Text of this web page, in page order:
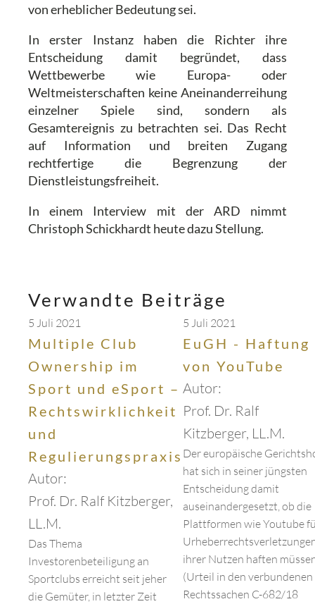
von erheblicher Bedeutung sei.
In erster Instanz haben die Richter ihre
Entscheidung damit begründet, dass
Wettbewerbe wie Europa- oder
Weltmeisterschaften keine Aneinanderreihung
einzelner Spiele sind, sondern als
Gesamtereignis zu betrachten sei. Das Recht
auf Information und breiten Zugang
rechtfertige die Begrenzung der
Dienstleistungsfreiheit.
In einem Interview mit der ARD nimmt
Christoph Schickhardt heute dazu Stellung.
Verwandte Beiträge
5 Juli 2021
Multiple Club
Ownership im
Sport und eSport –
Rechtswirklichkeit
und
Regulierungspraxis
Autor:
Prof. Dr. Ralf Kitzberger,
LL.M.
Das Thema
Investorenbeteiligung an
Sportclubs erreicht seit jeher
die Gemüter, in letzter Zeit
5 Juli 2021
EuGH - Haftung
von YouTube
Autor:
Prof. Dr. Ralf
Kitzberger, LL.M.
Der europäische
hat sich in seiner jüngsten
Entscheidung damit
auseinandergesetzt, ob die
Plattformen wie Youtube
ihrer Nutzen haften
(Urteil in den verbundenen
Rechtssachen C-682/18